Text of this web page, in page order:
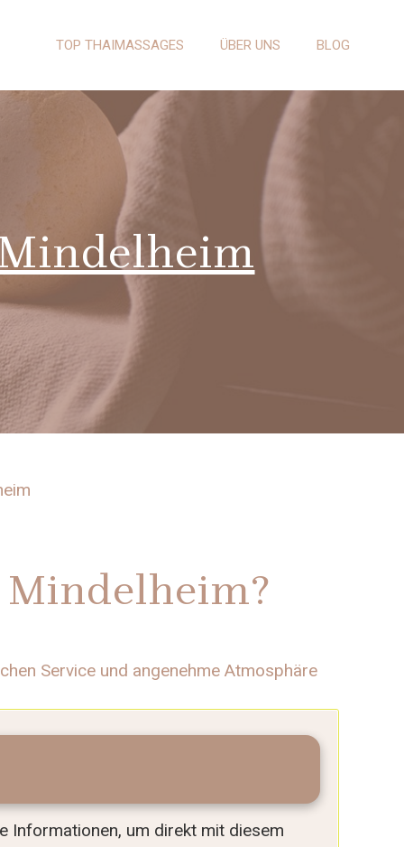
TOP THAIMASSAGES ÜBER UNS BLOG
Mindelheim?
Service und angenehme Atmosphäre
Informationen, um direkt mit diesem